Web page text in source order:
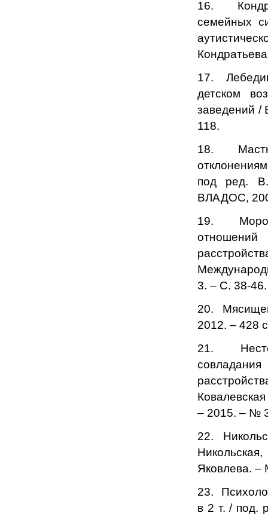
16.
семейных
17.
детском
заведений /
118.
18.
под ред.
ВЛАДОС,
19.
3. – С. 38-46.
20.
2012. – 428
21.
– 2015. – №
22.
Яковлева. –
23.
в 2 т. / под.